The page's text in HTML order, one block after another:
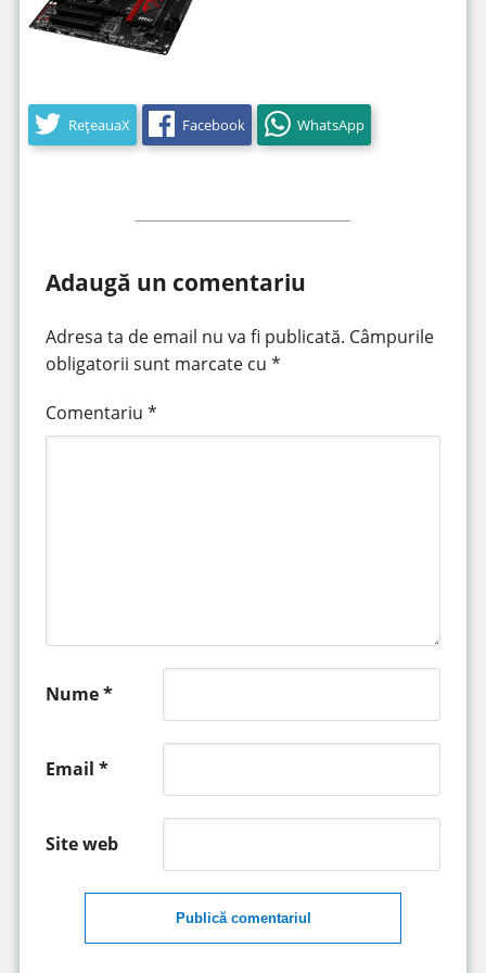
RețeauaX Facebook WhatsApp
Adaugă un comentariu
Adresa ta de email nu va fi publicată. Câmpurile
obligatorii sunt marcate cu *
Comentariu *
Nume*
Email *
Site web
Publică comentariul